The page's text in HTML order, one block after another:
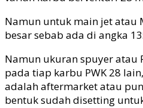
Namun untuk main jet atau
besar sebab ada di angka
Namun ukuran spuyer atau
pada tiap karbu PWK 28
adalah aftermarket atau
bentuk sudah disetting